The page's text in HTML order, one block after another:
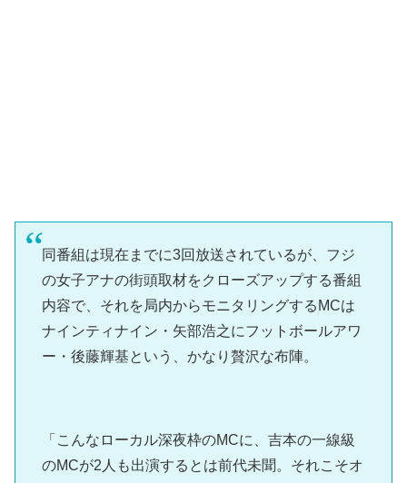
同番組は現在までに3回放送されているが、フジ
の女子アナの街頭取材をクローズアップする番組
内容で、それを局内からモニタリングするMCは
ナインティナイン・矢部浩之にフットボールアワ
ー・後藤輝基という、かなり贅沢な布陣。
「こんなローカル深夜枠のMCに、吉本の一線級
のMCが2人も出演するとは前代未聞。それこそオ